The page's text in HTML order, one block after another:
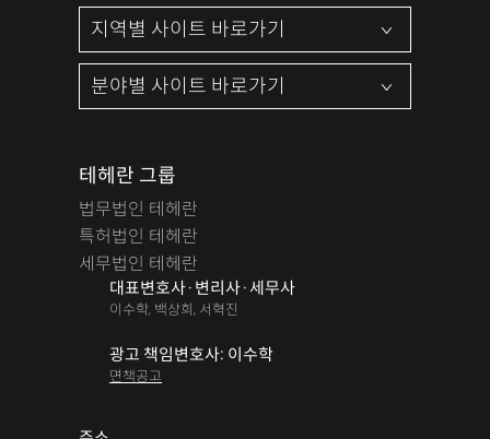
테헤란 그룹
법무법인 테헤란
특허법인 테헤란
세무법인 테헤란
대표변호사·변리사·세무사
이수학, 백상희, 서혁진
광고 책임변호사: 이수학
면책공고